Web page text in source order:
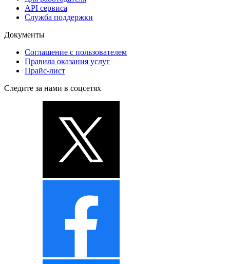
API сервиса
Служба поддержки
Документы
Соглашение с пользователем
Правила оказания услуг
Прайс-лист
Следите за нами в соцсетях